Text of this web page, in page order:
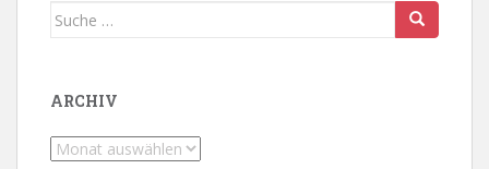
Suche
ARCHIV
Archiv